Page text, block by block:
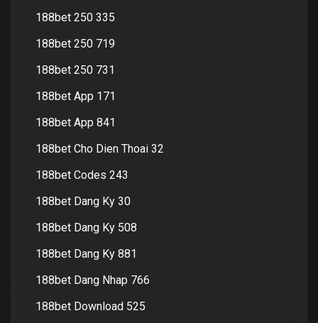
188bet 250 335
188bet 250 719
188bet 250 731
188bet App 171
188bet App 841
188bet Cho Dien Thoai 32
188bet Codes 243
188bet Dang Ky 30
188bet Dang Ky 508
188bet Dang Ky 881
188bet Dang Nhap 766
188bet Download 525